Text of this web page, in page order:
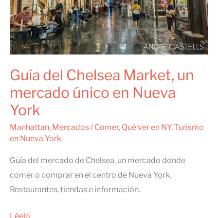
Guía del Chelsea Market, un
mercado único en Nueva
York
Manhattan, Mercados /Comer, Qué ver en NY,Turismo
en Nueva York
Guía del mercado de Chelsea, un mercado donde
comer o comprar en el centro de Nueva York.
Restaurantes, tiendas e información.
Guía
Léelo